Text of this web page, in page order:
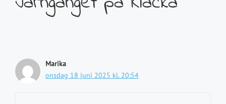
Marika
onsdag 18 juni 2025 kl. 20:54